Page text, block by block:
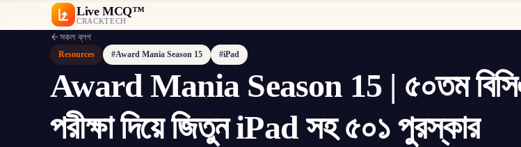
Live MCQ™
CRACKTECH
সকল ব্লগ
Resources #Award Mania Season 15 #iPad
Award Mania Season 15 | ৫০তম
পরীক্ষা দিয়ে জিতুন iPad সহ ৫০১ পুরস্কার